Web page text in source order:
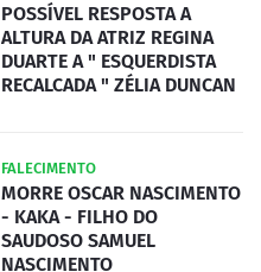
POSSÍVEL RESPOSTA A
ALTURA DA ATRIZ REGINA
DUARTE A " ESQUERDISTA
RECALCADA " ZÉLIA DUNCAN
FALECIMENTO
MORRE OSCAR NASCIMENTO
- KAKA - FILHO DO
SAUDOSO SAMUEL
NASCIMENTO